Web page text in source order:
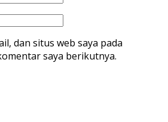
dan situs web saya pada
saya berikutnya.